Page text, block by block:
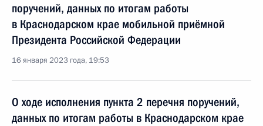
поручений, данных по итогам работы
в Краснодарском крае мобильной приёмной
Президента Российской Федерации
16 января 2023 года, 19:53
О ходе исполнения пункта 2 перечня поручений,
данных по итогам работы в Краснодарском крае